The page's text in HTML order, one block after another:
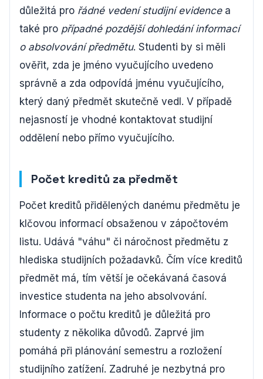
důležitá pro řádné vedení studijní evidencea
také pro případné pozdější dohledání informací
o absolvování předmětu. Studenti by si měli
ověřit, zda je jméno vyučujícího uvedeno
správně a zda odpovídá jménu vyučujícího,
který daný předmět skutečně vedl. V případě
nejasností je vhodné kontaktovat studijní
oddělení nebo přímo vyučujícího.
Počet kreditů za předmět
Počet kreditů přidělených danému předmětu je
klčovou informací obsaženou v zápočtovém
listu. Udává "váhu" či náročnost předmětu z
hlediska studijních požadavků. Čím více kreditů
předmět má, tím větší je očekávaná časová
investice studenta na jeho absolvování.
Informace o počtu kreditů je důležitá pro
studenty z několika důvodů. Zaprvé jim
pomáhá při plánování semestru a rozložení
studijního zatížení. Zadruhé je nezbytná pro